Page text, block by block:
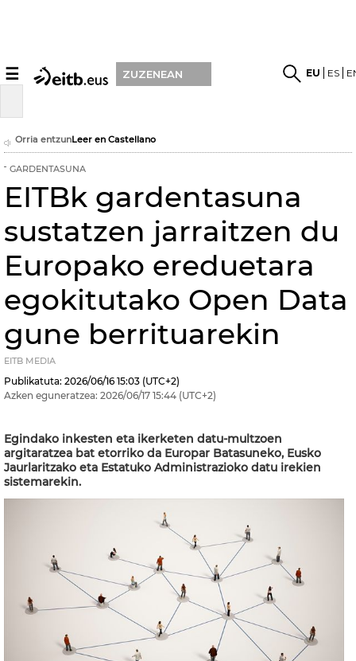
☰ ZUZENEAN EU ES
Orria entzunLeer en Castellano
GARDENTASUNA
EITBk gardentasuna
sustatzen jarraitzen du
Europako ereduetara
egokitutako Open Data
gune berrituarekin
EITB MEDIA
Publikatuta: 2026/06/16 15:03 (UTC+2)
Azken eguneratzea: 2026/06/17 15:44 (UTC+2)
Egindako inkesten eta ikerketen datu-multzoen
argitaratzea bat etorriko da Europar Batasuneko, Eusko
Jaurlaritzako eta Estatuko Administrazioko datu irekien
sistemarekin.